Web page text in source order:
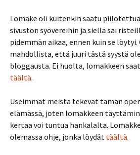
Lomake oli kuitenkin saatu
sivuston syövereihin ja siellä sai
pidemmän aikaa, ennen kuin se löytyi.
mahdollista, että juuri tästä syystä
bloggausta. Ei huolta, lomakkeen
täältä.
Useimmat meistä tekevät tämän
elämässä, joten lomakkeen
kertaa voi tuntua hankalalta.
olemassa ohje, jonka löydät täältä.